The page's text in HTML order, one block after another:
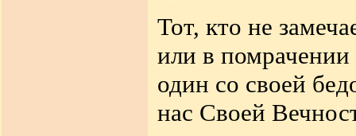
Тот, кто не
или в помрачении
один со своей
нас Своей